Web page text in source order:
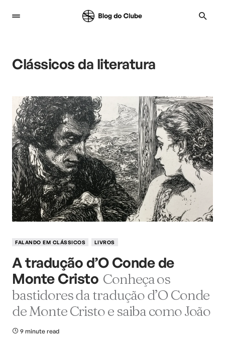
Clássicos da literatura
FALANDO EM CLÁSSICOS LIVROS
A tradução d’O Conde de
Monte Cristo Conheça os
bastidores da tradução d’O Conde
de Monte Cristo e saiba como João
9 minute read